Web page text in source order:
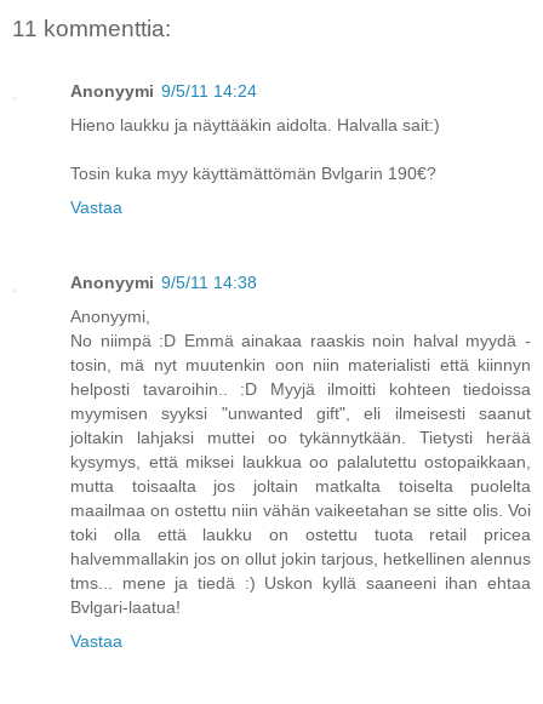
11 kommenttia:
Anonyymi 9/5/11 14:24
Hieno laukku ja näyttääkin aidolta. Halvalla sait:)
Tosin kuka myy käyttämättömän Bvlgarin 190€?
Vastaa
Anonyymi 9/5/11 14:38
Anonyymi,
No niimpä :D Emmä ainakaa raaskis noin halval myydä -
tosin, mä nyt muutenkin oon niin materialisti että kiinnyn
helposti tavaroihin.. :D Myyjä ilmoitti kohteen tiedoissa
myymisen syyksi "unwanted gift", eli ilmeisesti saanut
joltakin lahjaksi muttei oo tykännytkään. Tietysti herää
kysymys, että miksei laukkua oo palalutettu ostopaikkaan,
mutta toisaalta jos joltain matkalta toiselta puolelta
maailmaa on ostettu niin vähän vaikeetahan se sitte olis. Voi
toki olla että laukku on ostettu tuota retail pricea
halvemmallakin jos on ollut jokin tarjous, hetkellinen alennus
tms... mene ja tiedä :) Uskon kyllä saaneeni ihan ehtaa
Bvlgari-laatua!
Vastaa